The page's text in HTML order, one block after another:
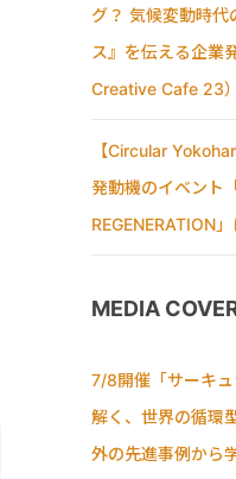
グ？ 気候変動時代
ス』を伝える企業
Creative Cafe 23
【Circular
発動機のイベント
REGENERATION
MEDIA
7/8開催「サーキ
解く、世界の循環
外の先進事例から